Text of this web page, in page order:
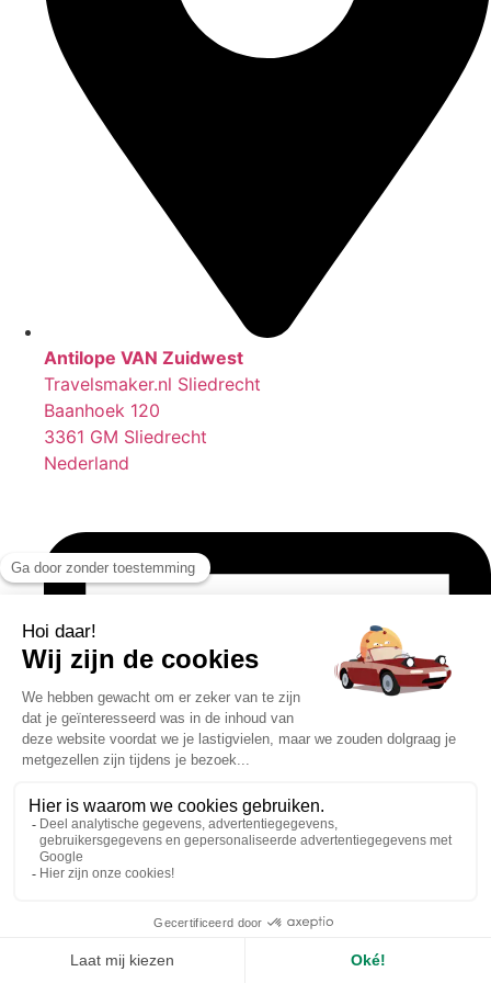
Antilope VAN Zuidwest
Travelsmaker.nl Sliedrecht
Baanhoek 120
3361 GM Sliedrecht
Nederland